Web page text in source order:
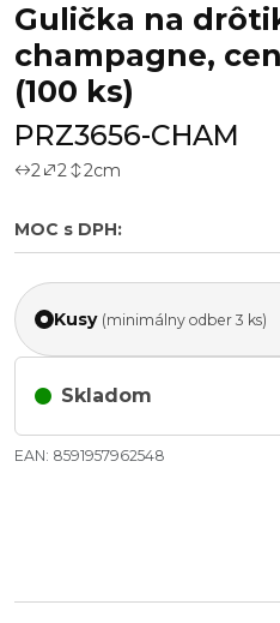
Gulička na
champagne,
(100 ks)
PRZ3656-CHAM
2 2 2cm
MOC s DPH:
Kusy (minimálny odber 3 ks)
Skladom
EAN: 8591957962548